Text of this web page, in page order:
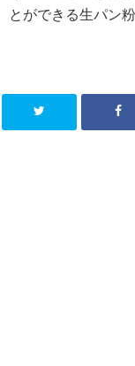
とができる生パン